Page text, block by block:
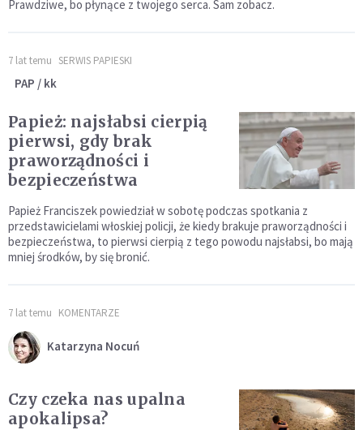
Prawdziwe, bo płynące z twojego serca. Sam zobacz.
7 lat temu SERWIS PAPIESKI
PAP / kk
Papież: najsłabsi cierpią
pierwsi, gdy brak
praworządności i
bezpieczeństwa
Papież Franciszek powiedział w sobotę podczas spotkania z
przedstawicielami włoskiej policji, że kiedy brakuje praworządności i
bezpieczeństwa, to pierwsi cierpią z tego powodu najsłabsi, bo mają
mniej środków, by się bronić.
7 lat temu KOMENTARZE
Katarzyna Nocuń
Czy czeka nas upalna
apokalipsa?